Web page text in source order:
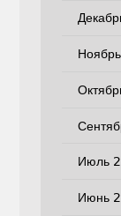
Июль
Июнь